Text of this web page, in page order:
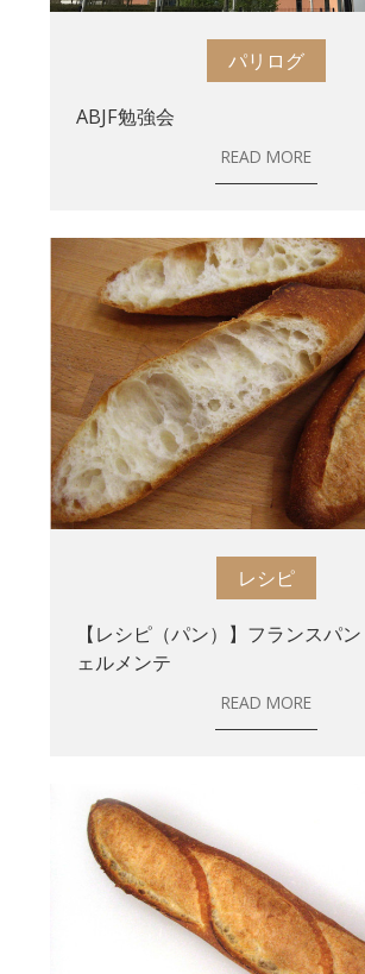
パリログ
ABJF勉強会
READ MORE
レシピ
【レシピ（パン）】フランスパ
ェルメンテ
READ MORE